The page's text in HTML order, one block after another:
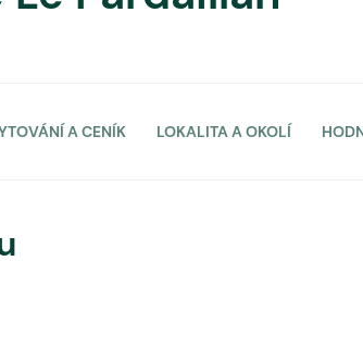
A CENÍK LOKALITA A OKOLÍ